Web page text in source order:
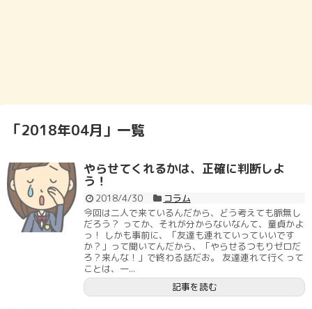
「2018年04月 」 一覧
やらせてくれるかは、正確に判断しよ
う！
2018/4/30
コラム
今回は二人で来ているんだから、どう考えても脈無し
だろう？ ってか、それが分からないなんて、童貞かよ
っ！ しかも事前に、「友達も連れていっていいです
か？」って聞いてんだから、「やらせるつもりゼロだ
ろ？来んな！」で終わる話だお。 友達連れて行くって
ことは、一...
記事を読む